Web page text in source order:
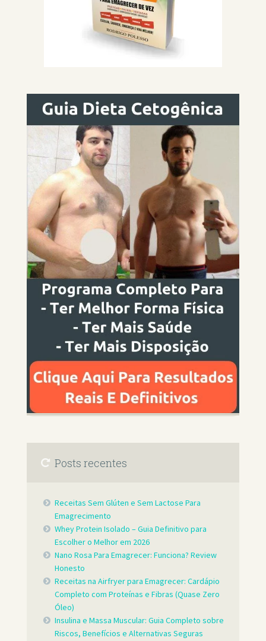
Posts recentes
Receitas Sem Glúten e Sem Lactose Para
Emagrecimento
Whey Protein Isolado – Guia Definitivo para
Escolher o Melhor em 2026
Nano Rosa Para Emagrecer: Funciona? Review
Honesto
Receitas na Airfryer para Emagrecer: Cardápio
Completo com Proteínas e Fibras (Quase Zero
Óleo)
Insulina e Massa Muscular: Guia Completo sobre
Riscos, Benefícios e Alternativas Seguras